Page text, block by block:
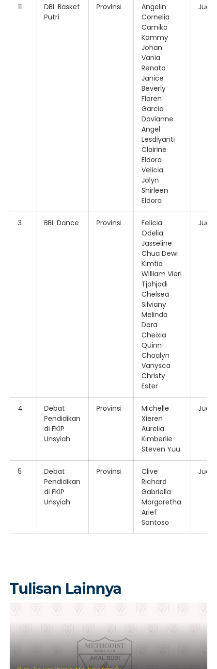
11
DBL Basket
Putri
Provinsi
Angelin
Cornelia
Camiko
Kammy
Johan
Vania
Renata
Janice
Beverly
Floren
Garcia
Davianne
Angel
Lesdiyanti
Clairine
Eldora
Velicia
Jolyn
Shirleen
Eldora
3 BBL Dance Provinsi
Felicia
Odelia
Jasseline
Chua Dewi
Kimtia
William Vieri
Tjahjadi
Chelsea
Silviany
Melinda
Dara
Cheixia
Quinn
Choalyn
Vanysca
Christy
Ester
4
Debat
Pendidikan
di FKIP
Unsyiah
Provinsi
Michelle
Xieren
Aurelia
Kimberlie
Steven Yuu
Juara
5
Debat
Pendidikan
di FKIP
Unsyiah
Provinsi
Clive
Richard
Gabriella
Margaretha
Arief
Santoso
Tulisan Lainnya